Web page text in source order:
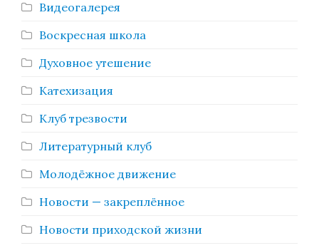
Видеогалерея
Воскресная школа
Духовное утешение
Катехизация
Клуб трезвости
Литературный клуб
Молодёжное движение
Новости — закреплённое
Новости приходской жизни